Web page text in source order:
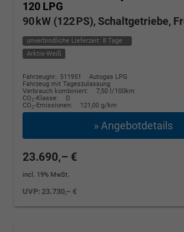
120 LPG
90 kW (122 PS), Schaltgetriebe,
unverbindliche Lieferzeit: 8 Tage
Arktis-Weiß
Fahrzeugnr.: 511951
Autogas LPG
Fahrzeug mit Tageszulassung
Verbrauch kombiniert:
7,50 l/100km
CO2-Klasse:
D
CO2-Emissionen: 121,00 g/km
» Angebotdetails
23.690,– €
incl. 19% MwSt.
UVP:23.730,– €